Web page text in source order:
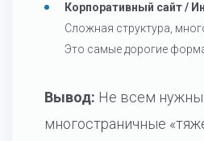
Корпоративный сайт /
Сложная структура,
Это самые дорогие
Вывод: Не всем нужны
многостраничные